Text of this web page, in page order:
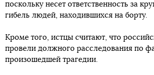
поскольку несет ответственность за
гибель людей, находившихся на борту.
Кроме того, истцы считают, что
провели должного расследования по
произошедшей трагедии.